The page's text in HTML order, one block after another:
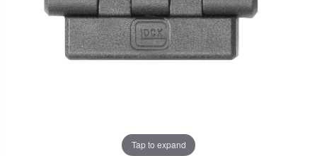
Tap to expand